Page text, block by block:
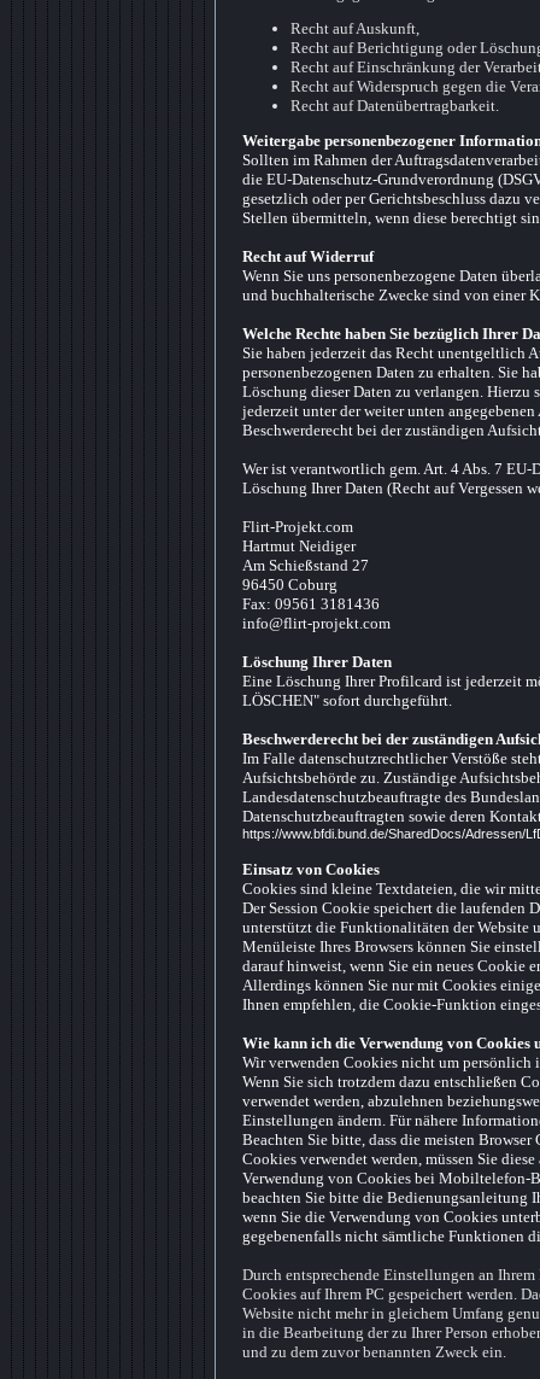
Recht auf Auskunft,
Recht auf Berichtigung oder
Recht auf Einschränkung der
Recht auf Widerspruch gegen die
Recht auf Datenübertragbarkeit.
Weitergabe personenbezogener
Sollten im Rahmen der
die EU-Datenschutz-Grundverordnung
gesetzlich oder per Gerichtsbeschluss dazu
Stellen übermitteln, wenn diese berechtigt
Recht auf Widerruf
Wenn Sie uns personenbezogene Daten
und buchhalterische Zwecke sind von einer
Welche Rechte haben Sie bezüglich Ihrer
Sie haben jederzeit das Recht unentgeltlich
personenbezogenen Daten zu erhalten. Sie
Löschung dieser Daten zu verlangen. Hierzu
jederzeit unter der weiter unten
Beschwerderecht bei der zuständigen
Wer ist verantwortlich gem. Art. 4 Abs. 7
Löschung Ihrer Daten (Recht auf Vergessen
Flirt-Projekt.com
Hartmut Neidiger
Am Schießstand 27
96450 Coburg
Fax: 09561 3181436
info@flirt-projekt.com
Löschung Ihrer Daten
Eine Löschung Ihrer Profilcard ist jederzeit
LÖSCHEN" sofort durchgeführt.
Beschwerderecht bei der zuständigen
Im Falle datenschutzrechtlicher Verstöße
Aufsichtsbehörde zu. Zuständige
Landesdatenschutzbeauftragte des
Datenschutzbeauftragten sowie deren
https://www.bfdi.bund.de/SharedDocs/Adressen/
Einsatz von Cookies
Cookies sind kleine Textdateien, die wir
Der Session Cookie speichert die laufenden
unterstützt die Funktionalitäten der Website
Menüleiste Ihres Browsers können Sie
darauf hinweist, wenn Sie ein neues Cookie
Allerdings können Sie nur mit Cookies
Ihnen empfehlen, die Cookie-Funktion
Wie kann ich die Verwendung von Cookies
Wir verwenden Cookies nicht um persönlich
Wenn Sie sich trotzdem dazu entschließen
verwendet werden, abzulehnen
Einstellungen ändern. Für nähere
Beachten Sie bitte, dass die meisten
Cookies verwendet werden, müssen Sie
Verwendung von Cookies bei Mobiltelefon-
beachten Sie bitte die Bedienungsanleitung
wenn Sie die Verwendung von Cookies
gegebenenfalls nicht sämtliche Funktionen
Durch entsprechende Einstellungen an
Cookies auf Ihrem PC gespeichert werden.
Website nicht mehr in gleichem Umfang
in die Bearbeitung der zu Ihrer Person
und zu dem zuvor benannten Zweck ein.